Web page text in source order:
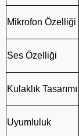
Mikrofon Özelliği
Ses Özelliği
Kulaklık Tasarımı
Uyumluluk